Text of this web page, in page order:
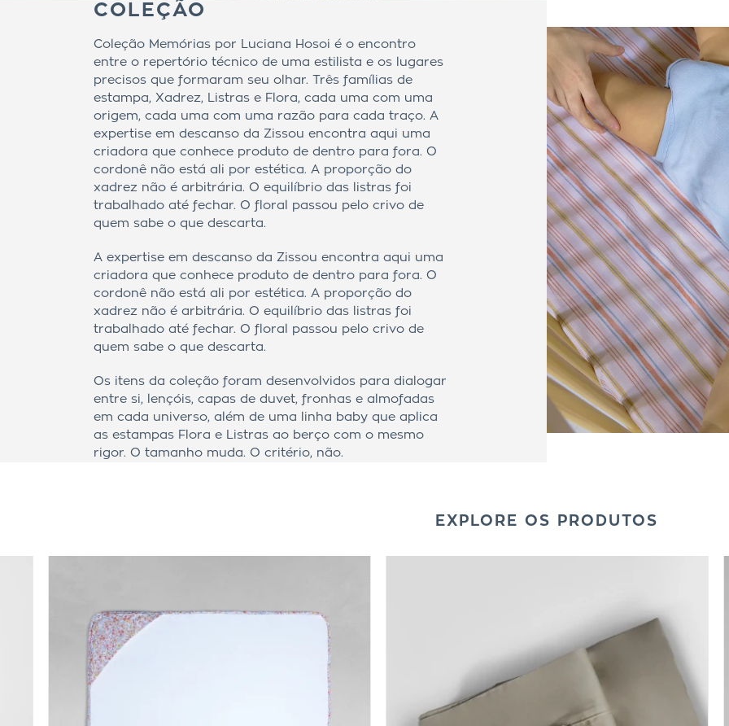
COLEÇÃO
Coleção Memórias por Luciana Hosoi é o encontro
entre o repertório técnico de uma estilista e os lugares
precisos que formaram seu olhar. Três famílias de
estampa, Xadrez, Listras e Flora, cada uma com uma
origem, cada uma com uma razão para cada traço. A
expertise em descanso da Zissou encontra aqui uma
criadora que conhece produto de dentro para fora. O
cordonê não está ali por estética. A proporção do
xadrez não é arbitrária. O equilíbrio das listras foi
trabalhado até fechar. O floral passou pelo crivo de
quem sabe o que descarta.
A expertise em descanso da Zissou encontra aqui uma
criadora que conhece produto de dentro para fora. O
cordonê não está ali por estética. A proporção do
xadrez não é arbitrária. O equilíbrio das listras foi
trabalhado até fechar. O floral passou pelo crivo de
quem sabe o que descarta.
Os itens da coleção foram desenvolvidos para dialogar
entre si, lençóis, capas de duvet, fronhas e almofadas
em cada universo, além de uma linha baby que aplica
as estampas Flora e Listras ao berço com o mesmo
rigor. O tamanho muda. O critério, não.
EXPLORE OS PRODUTOS